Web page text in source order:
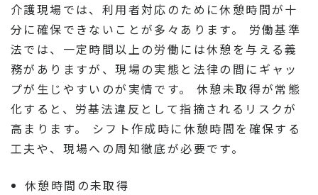
介護現場では、利用者対応のために休憩時間が十
分に確保できないことが多々あります。 労働基準
法では、一定時間以上の労働には休憩を与える義
務がありますが、現場の実態と法律の間にギャッ
プが生じやすいのが実情です。 休憩未取得が常態
化すると、労基法違反として指摘されるリスクが
高まります。 シフト作成時に休憩時間を確保する
工夫や、現場への周知徹底が必要です。
休憩時間の未取得